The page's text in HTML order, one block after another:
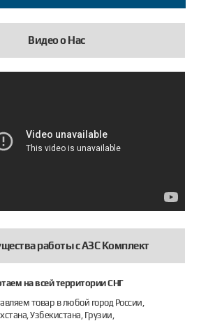
Видео о Нас
работы с АЗС Комплект
на всей территории СНГ
товар в любой город России,
Узбекистана, Грузии,